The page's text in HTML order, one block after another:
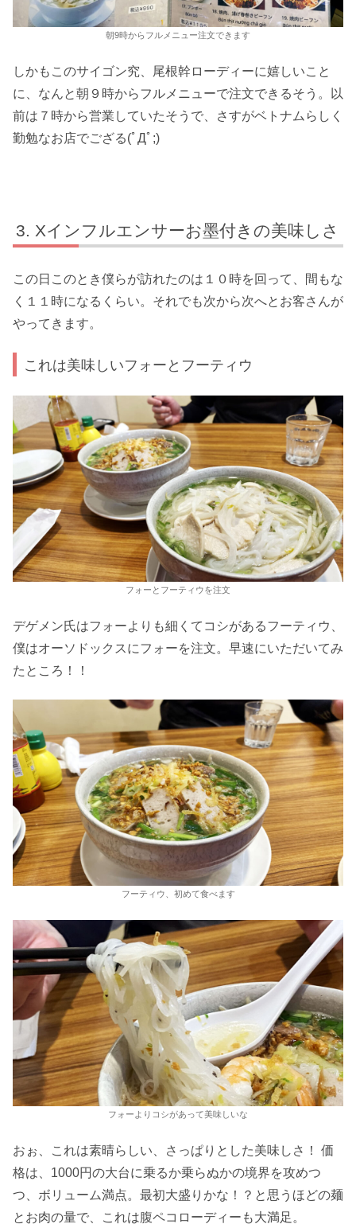
朝9時からフルメニュー注文できます
しかもこのサイゴン究、尾根幹ローディーに嬉しいこと
に、なんと朝９時からフルメニューで注文できるそう。以
前は７時から営業していたそうで、さすがベトナムらしく
勤勉なお店でござる(ﾟДﾟ;)
Xインフルエンサーお墨付きの美味しさ
この日このとき僕らが訪れたのは１０時を回って、間もな
く１１時になるくらい。それでも次から次へとお客さんが
やってきます。
これは美味しいフォーとフーティウ
フォーとフーティウを注文
デゲメン氏はフォーよりも細くてコシがあるフーティウ、
僕はオーソドックスにフォーを注文。早速にいただいてみ
たところ！！
フーティウ、初めて食べます
フォーよりコシがあって美味しいな
おぉ、これは素晴らしい、さっぱりとした美味しさ！ 価
格は、1000円の大台に乗るか乗らぬかの境界を攻めつ
つ、ボリューム満点。最初大盛りかな！？と思うほどの麺
とお肉の量で、これは腹ペコローディーも大満足。